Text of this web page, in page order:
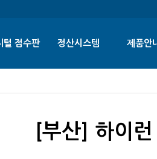
털 점수판 정산시스템 제품안
[부산] 하이